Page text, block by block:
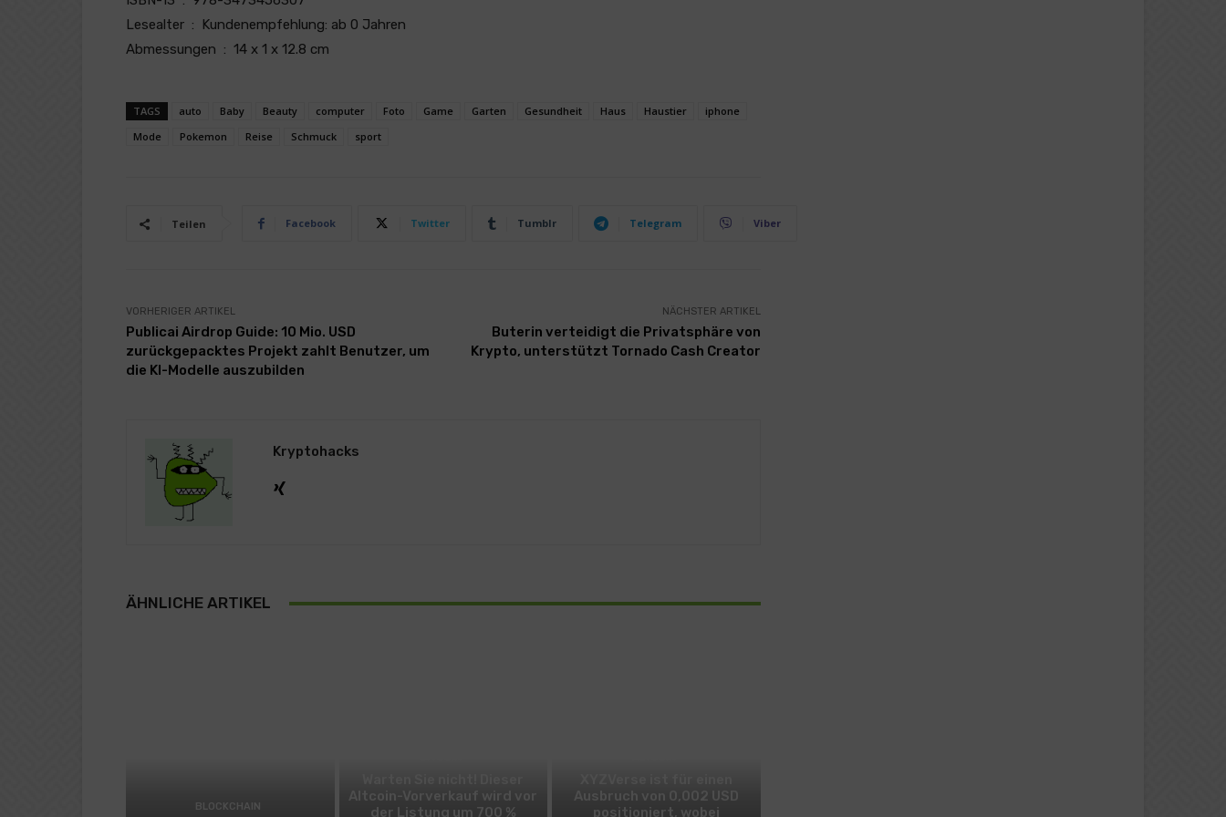
Lesealter ‏ : ‎ Kundenempfehlung: ab 0 Jahren
Abmessungen ‏ : ‎ 14 x 1 x 12.8 cm
TAGS auto Baby Beauty computer Foto Game Garten Gesundheit Haus Haustier
iphone
Mode
Pokemon Reise Schmuck sport
Teilen Facebook Twitter Tumblr Telegram Viber
VORHERIGER ARTIKEL
Publicai Airdrop Guide: 10 Mio. USD
zurückgepacktes Projekt zahlt Benutzer, um
die KI-Modelle auszubilden
NÄCHSTER ARTIKEL
Buterin verteidigt die Privatsphäre von
Krypto, unterstützt Tornado Cash Creator
Kryptohacks
ÄHNLICHE ARTIKEL
BLOCKCHAIN
Altcoin-Vorverkauf wird vor
der Listung um 700 %
Ausbruch von 0,002 USD
positioniert, wobei